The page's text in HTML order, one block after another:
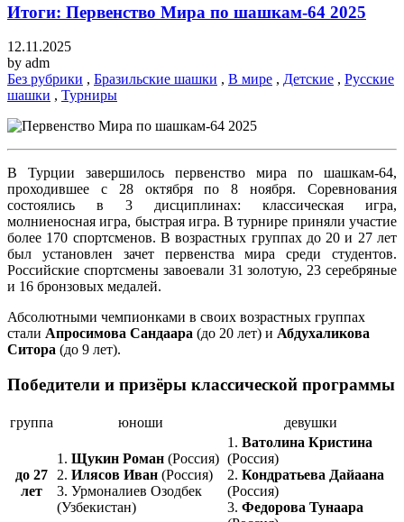
Итоги: Первенство Мира по шашкам-64 2025
12.11.2025
by adm
Без рубрики , Бразильские шашки , В мире , Детские , Русские
шашки , Турниры
В Турции завершилось первенство мира по шашкам-64,
проходившее с 28 октября по 8 ноября. Соревнования
состоялись в 3 дисциплинах: классическая игра,
молниеносная игра, быстрая игра. В турнире приняли участие
более 170 спортсменов. В возрастных группах до 20 и 27 лет
был установлен зачет первенства мира среди студентов.
Российские спортсмены завоевали 31 золотую, 23 серебряные
и 16 бронзовых медалей.
Абсолютными чемпионками в своих возрастных группах
стали Апросимова Сандаара (до 20 лет) и Абдухаликова
Ситора (до 9 лет).
Победители и призёры классической программы
группа юноши девушки
до 27
лет
1. Щукин Роман (Россия)
2. Илясов Иван (Россия)
3. Урмоналиев Озодбек
(Узбекистан)
1. Ватолина Кристина
(Россия)
2. Кондратьева Дайаана
(Россия)
3. Федорова Тунаара